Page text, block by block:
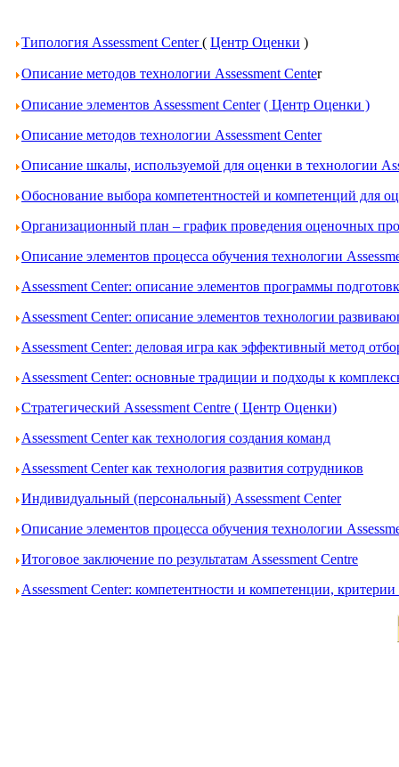
Типология Assessment Center( Центр Оценки )
Описание методов технологии Assessment Center
Описание элементов Assessment Center ( Центр Оценки )
Описание методов технологии Assessment Center
Описание шкалы, используемой для оценки в технологии
Обоснование выбора компетентностей и компетенций для
Организационный план – график проведения оценочных
Описание элементов процесса обучения технологии
Assessment Center: описание элементов программы
Assessment Center: описание элементов технологии
Assessment Center: деловая игра как эффективный метод
Assessment Center: основные традиции и подходы к
Стратегический Assessment Centre ( Центр Оценки)
Assessment Center как технология создания команд
Assessment Center как технология развития сотрудников
Индивидуальный (персональный) Assessment Center
Описание элементов процесса обучения технологии
Итоговое заключение по результатам Assessment Centre
Assessment Center: компетентности и компетенции,